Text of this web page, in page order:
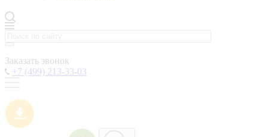
Заказать звонок
+7 (499) 213-33-03